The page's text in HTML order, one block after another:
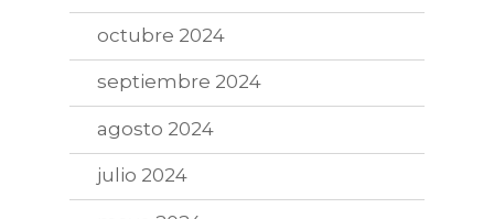
octubre 2024
septiembre 2024
agosto 2024
julio 2024